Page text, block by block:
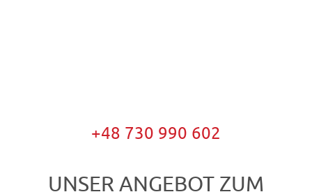
+48 730 990 602
UNSER ANGEBOT ZUM